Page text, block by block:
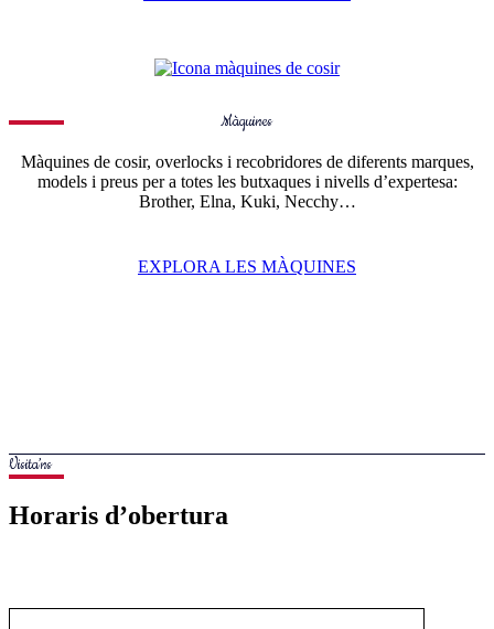
Màquines
Màquines de cosir, overlocks i recobridores de diferents marques,
models i preus per a totes les butxaques i nivells d’expertesa:
Brother, Elna, Kuki, Necchy…
EXPLORA LES MÀQUINES
Visita’ns
Horaris d’obertura